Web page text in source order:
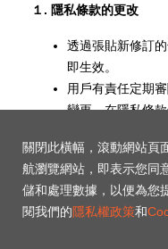
１ . 隱私條款的更改
透過張貼新修訂
即生效。
用戶有責任定期
變更。在隱私條
款。
2.搜集的資料的種類及
關閉此橫幅，滾動網站頁
航瀏覽網站，即表示您同
儲和處理數據，以便為您
閱我們的隱私權政策和